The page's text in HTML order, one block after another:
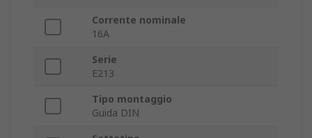
Corrente nominale
16A
Serie
E213
Tipo montaggio
Guida DIN